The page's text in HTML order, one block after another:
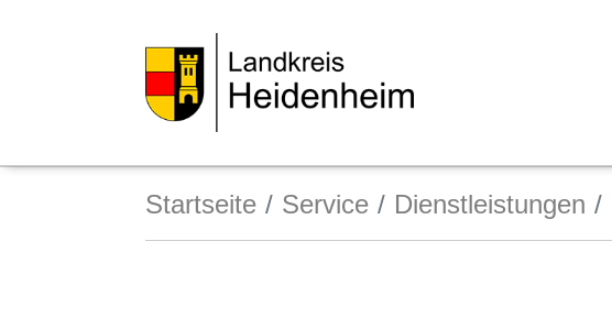
Startseite Service Dienstleistungen